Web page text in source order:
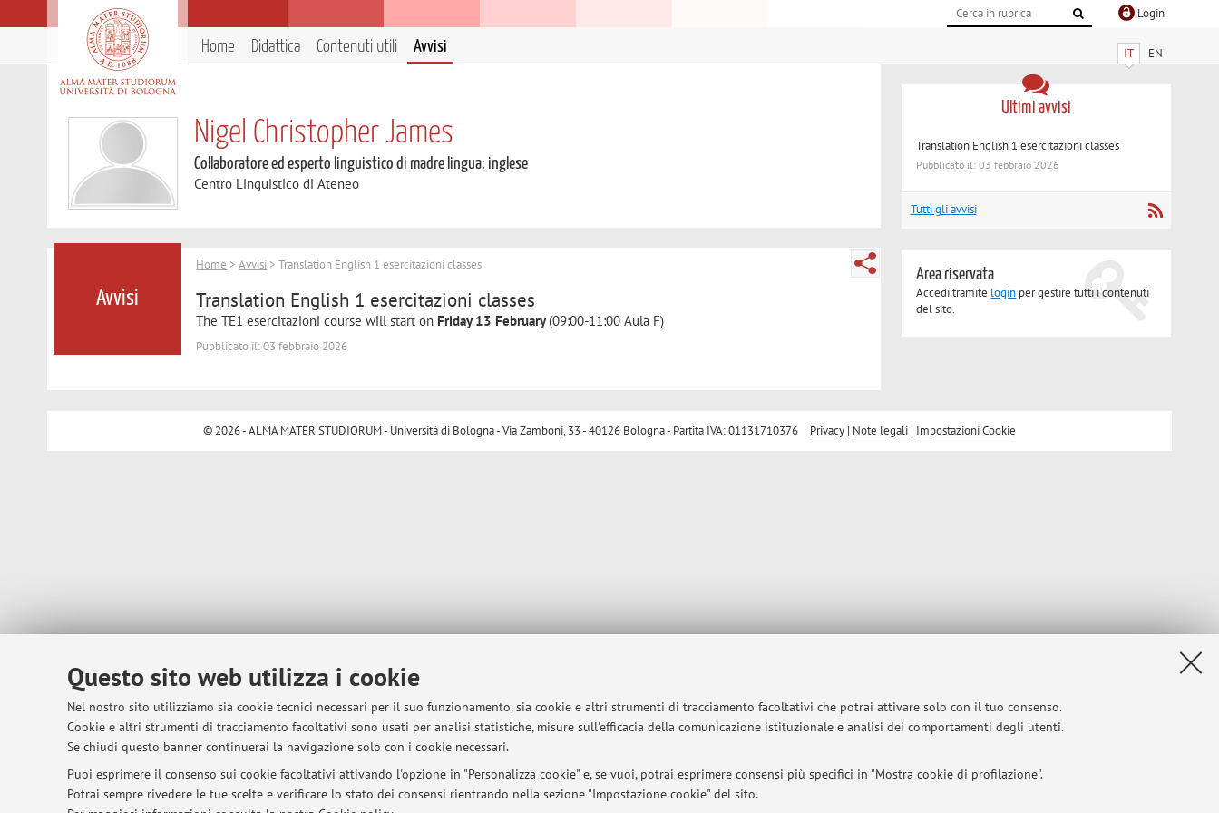
Questo sito web utilizza i cookie
Nel nostro sito utilizziamo sia cookie tecnici necessari per il suo funzionamento, sia cookie e altri strumenti di tracciamento facoltativi che potrai attivare solo con il tuo consenso.
Cookie e altri strumenti di tracciamento facoltativi sono usati per analisi statistiche, misure sull'efficacia della comunicazione istituzionale e analisi dei comportamenti degli utenti.
Se chiudi questo banner continuerai la navigazione solo con i cookie necessari.
Puoi esprimere il consenso sui cookie facoltativi attivando l'opzione in "Personalizza cookie" e, se vuoi, potrai esprimere consensi più specifici in "Mostra cookie di profilazione".
Potrai sempre rivedere le tue scelte e verificare lo stato dei consensi rientrando nella sezione "Impostazione cookie" del sito.
Login
IT EN
Home Didattica Contenuti utili Avvisi
Nigel Christopher James
Collaboratore ed esperto linguistico di madre lingua: inglese
Centro Linguistico di Ateneo
Avvisi
Home >Avvisi > Translation English 1 esercitazioni classes
Translation English 1 esercitazioni classes
The TE1 esercitazioni course will start on Friday 13 February(09:00-11:00 Aula F)
Pubblicato il: 03 febbraio 2026
Ultimi avvisi
Translation English 1 esercitazioni classes
Pubblicato il: 03 febbraio 2026
Tutti gli avvisi
Area riservata
Accedi tramite login per gestire tutti i contenuti
del sito.
© 2026 - ALMA MATER STUDIORUM - Università di Bologna - Via Zamboni, 33 - 40126 Bologna - Partita IVA: 01131710376 Privacy| Note legali| Impostazioni Cookie